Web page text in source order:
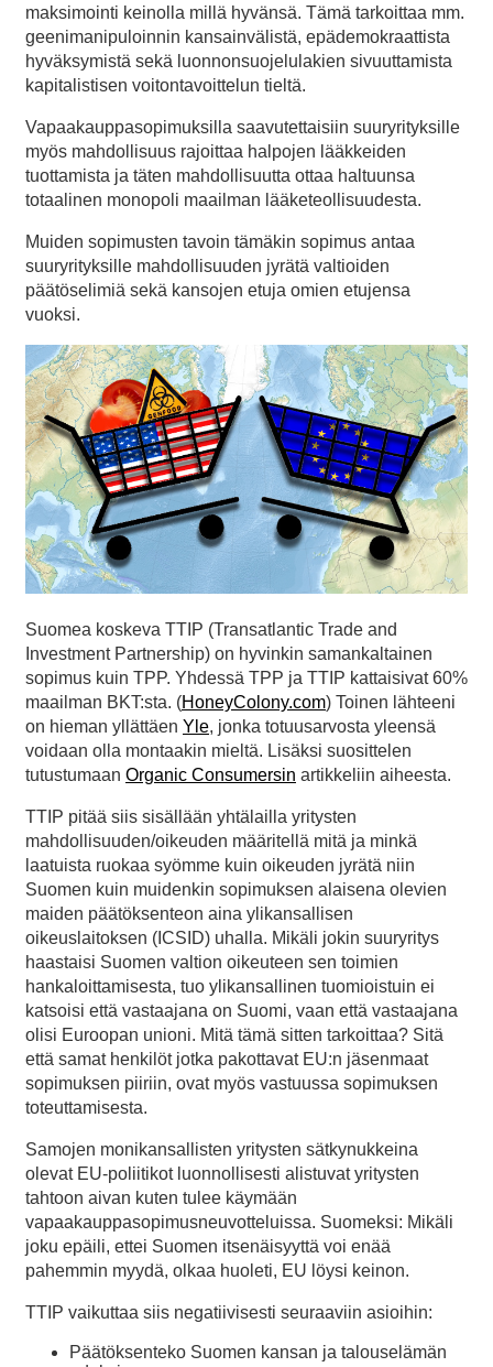
maksimointi keinolla millä hyvänsä. Tämä tarkoittaa mm.
geenimanipuloinnin kansainvälistä, epädemokraattista
hyväksymistä sekä luonnonsuojelulakien sivuuttamista
kapitalistisen voitontavoittelun tieltä.
Vapaakauppasopimuksilla saavutettaisiin suuryrityksille
myös mahdollisuus rajoittaa halpojen lääkkeiden
tuottamista ja täten mahdollisuutta ottaa haltuunsa
totaalinen monopoli maailman lääketeollisuudesta.
Muiden sopimusten tavoin tämäkin sopimus antaa
suuryrityksille mahdollisuuden jyrätä valtioiden
päätöselimiä sekä kansojen etuja omien etujensa
vuoksi.
Suomea koskeva TTIP (Transatlantic Trade and
Investment Partnership) on hyvinkin samankaltainen
sopimus kuin TPP. Yhdessä TPP ja TTIP kattaisivat 60%
maailman BKT:sta. (HoneyColony.com) Toinen lähteeni
on hieman yllättäen Yle, jonka totuusarvosta yleensä
voidaan olla montaakin mieltä. Lisäksi suosittelen
tutustumaan Organic Consumersin artikkeliin aiheesta.
TTIP pitää siis sisällään yhtälailla yritysten
mahdollisuuden/oikeuden määritellä mitä ja minkä
laatuista ruokaa syömme kuin oikeuden jyrätä niin
Suomen kuin muidenkin sopimuksen alaisena olevien
maiden päätöksenteon aina ylikansallisen
oikeuslaitoksen (ICSID) uhalla. Mikäli jokin suuryritys
haastaisi Suomen valtion oikeuteen sen toimien
hankaloittamisesta, tuo ylikansallinen tuomioistuin ei
katsoisi että vastaajana on Suomi, vaan että vastaajana
olisi Euroopan unioni. Mitä tämä sitten tarkoittaa? Sitä
että samat henkilöt jotka pakottavat EU:n jäsenmaat
sopimuksen piiriin, ovat myös vastuussa sopimuksen
toteuttamisesta.
Samojen monikansallisten yritysten sätkynukkeina
olevat EU-poliitikot luonnollisesti alistuvat yritysten
tahtoon aivan kuten tulee käymään
vapaakauppasopimusneuvotteluissa. Suomeksi: Mikäli
joku epäili, ettei Suomen itsenäisyyttä voi enää
pahemmin myydä, olkaa huoleti, EU löysi keinon.
TTIP vaikuttaa siis negatiivisesti seuraaviin asioihin:
Päätöksenteko Suomen kansan ja talouselämän